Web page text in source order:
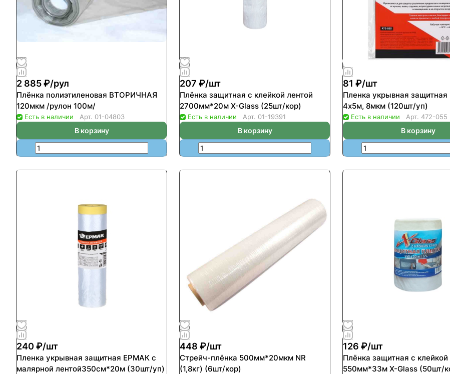
2 885 ₽/рул
Плёнка полиэтиленовая ВТОРИЧНАЯ
120мкм /рулон 100м/
Есть в наличии Арт. 01-04803
В корзину
207 ₽/шт
Плёнка защитная с клейкой лентой
2700мм*20м X-Glass (25шт/кор)
Есть в наличии Арт. 01-19391
В корзину
81 ₽/шт
Пленка укрывная
4х5м, 8мкм (120шт/уп)
Есть в наличии Арт. 472-055
В корзину
240 ₽/шт
Пленка укрывная защитная ЕРМАК с
малярной лентой350см*20м (30шт/уп)
448 ₽/шт
Стрейч-плёнка 500мм*20мкм NR
(1,8кг) (6шт/кор)
126 ₽/шт
Плёнка защитная с клейкой
550мм*33м X-Glass (50шт/